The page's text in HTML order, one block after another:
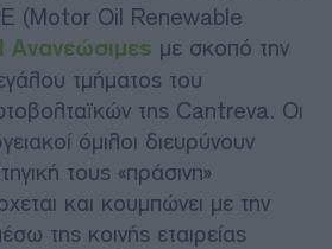
(Motor Oil Renewable
με σκοπό την
τμήματος του
της Cantreva. Οι
όμιλοι διευρύνουν
τους «πράσινη»
και κουμπώνει με την
της κοινής εταιρείας